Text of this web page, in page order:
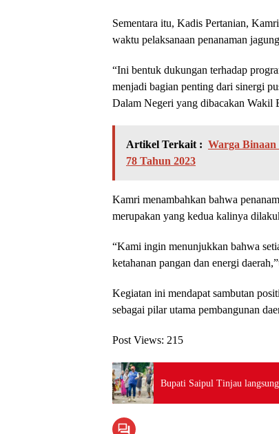
Sementara itu, Kadis Pertanian,
waktu pelaksanaan penanaman
“Ini bentuk dukungan terhadap
menjadi bagian penting dari sinergi
Dalam Negeri yang dibacakan Wakil
Artikel Terkait : Warga
78 Tahun 2023
Kamri menambahkan bahwa
merupakan yang kedua kalinya
“Kami ingin menunjukkan bahwa
ketahanan pangan dan energi
Kegiatan ini mendapat sambutan
sebagai pilar utama pembangunan
Post Views: 215
Bupati Saipul Tinjau